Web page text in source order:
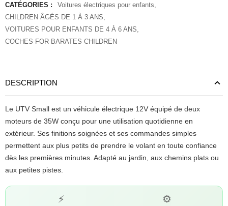
CATÉGORIES :
Voitures électriques pour enfants
CHILDREN ÂGÉS DE 1 À 3 ANS
VOITURES POUR ENFANTS DE 4 À 6 ANS
COCHES FOR BARATES CHILDREN
DESCRIPTION
Le UTV Small est un véhicule électrique 12V équipé de deux
moteurs de 35W conçu pour une utilisation quotidienne en
extérieur. Ses finitions soignées et ses commandes simples
permettent aux plus petits de prendre le volant en toute confiance
dès les premières minutes. Adapté au jardin, aux chemins plats ou
aux petites pistes.
⚡ ⚙